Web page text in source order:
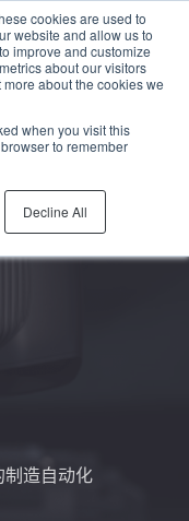
cookies are used to
website and allow us to
improve and customize
about our visitors
about the cookies we
when you visit this
to remember
Decline All
ZH-CN
制造自动化